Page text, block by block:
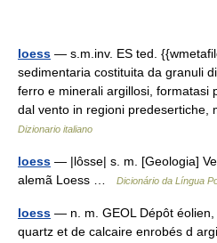
loess — s.m.inv. ES ted.
sedimentaria costituita da granuli
ferro e minerali argillosi, formatasi
dal vento in regioni
Dizionario italiano
loess — |lôsse| s. m. [Geologia]
alemã Loess …
Dicionário da Língua
loess — n. m. GEOL Dépôt
quartz et de calcaire enrobés d